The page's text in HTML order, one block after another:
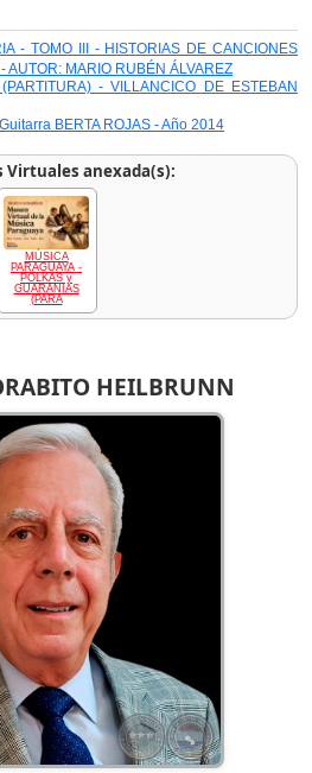
HEILBRUNN
- TOMO III - HISTORIAS DE CANCIONES
AUTOR: MARIO RUBÉN ÁLVAREZ
- VILLANCICO DE ESTEBAN
BERTA ROJAS - Año 2014
Virtuales anexada(s):
MÚSICA
PARAGUAYA -
POLKAS y
GUARANIAS
(PARA